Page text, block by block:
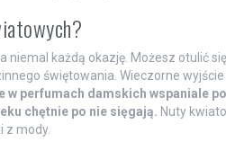
każdą okazję. Możesz otulić
świętowania. Wieczorne
w perfumach damskich wspaniale
chętnie po nie sięgają. Nuty
z mody.